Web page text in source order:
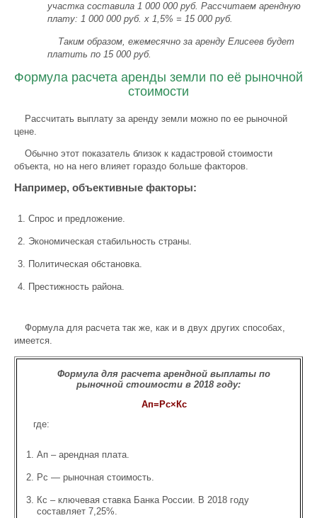
участка составила 1 000 000 руб. Рассчитаем арендную
плату: 1 000 000 руб. х 1,5% = 15 000 руб.
Таким образом, ежемесячно за аренду Елисеев будет
платить по 15 000 руб.
Формула расчета аренды земли по её рыночной
стоимости
Рассчитать выплату за аренду земли можно по ее рыночной
цене.
Обычно этот показатель близок к кадастровой стоимости
объекта, но на него влияет гораздо больше факторов.
Например, объективные факторы:
Спрос и предложение.
Экономическая стабильность страны.
Политическая обстановка.
Престижность района.
Формула для расчета так же, как и в двух других способах,
имеется.
Формула для расчета арендной выплаты по
рыночной стоимости в 2018 году:
Ап=Рс×Кс
где:
Ап – арендная плата.
Рс — рыночная стоимость.
Кс – ключевая ставка Банка России. В 2018 году
составляет 7,25%.